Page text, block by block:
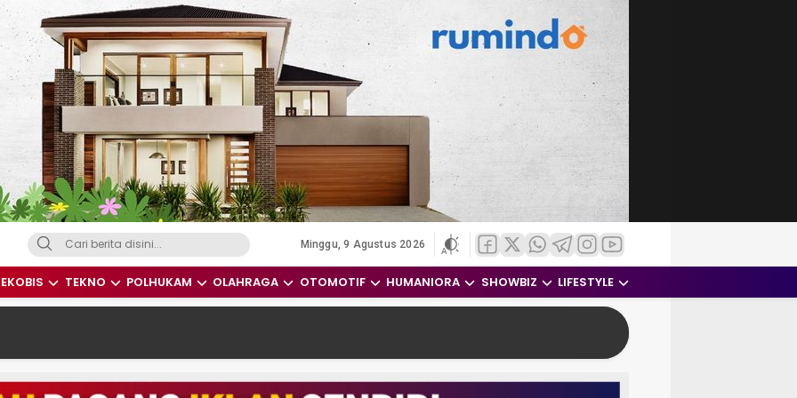
Indonesia dan Dunia
Minggu, 9 Agustus 2026
EKOBIS TEKNO POLHUKAM OLAHRAGA OTOMOTIF HUMANIORA SHOWBIZ LIFESTYLE